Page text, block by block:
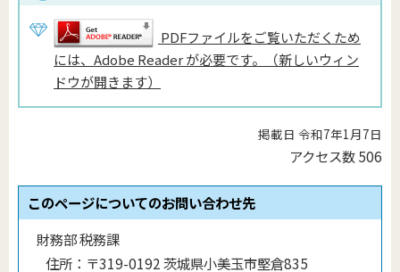
PDFファイルをご覧いただくため
には、Adobe Reader が必要です。（新しいウィン
ドウが開きます）
掲載日 令和7年1月7日
アクセス数506
このページについてのお問い合わせ先
財務部 税務課
住所： 〒319-0192 茨城県小美玉市堅倉835